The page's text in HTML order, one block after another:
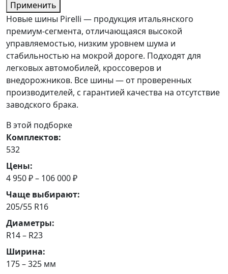
Применить
Новые шины Pirelli — продукция итальянского
премиум-сегмента, отличающаяся высокой
управляемостью, низким уровнем шума и
стабильностью на мокрой дороге. Подходят для
легковых автомобилей, кроссоверов и
внедорожников. Все шины — от проверенных
производителей, с гарантией качества на отсутствие
заводского брака.
В этой подборке
Комплектов:
532
Цены:
4 950 ₽ – 106 000 ₽
Чаще выбирают:
205/55 R16
Диаметры:
R14 – R23
Ширина:
175 – 325 мм